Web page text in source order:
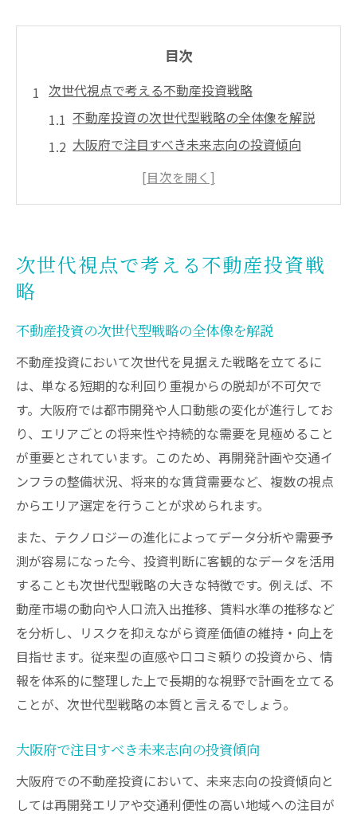
目次
次世代視点で考える不動産投資戦略
不動産投資の次世代型戦略の全体像を解説
大阪府で注目すべき未来志向の投資傾向
将来まで安心できる不動産投資の考え方
大阪府で資産価値が維持しやすい選び方
不動産投資で重視すべき資産価値の見抜き
大阪府で選ぶ価値が落ちにくいエリアの特
徴
次世代まで価値を守る投資エリア選びの要
点
資産価値を左右する大阪の不動産投資ポイ
ント
賃貸需要が安定する不動産投資エリアの選
定術
安全な不動産投資計画を立てる秘訣とは
不動産投資で安全性を高める計画設計の基
本
大阪府でリスクを抑える投資計画の立て方
次世代も安心な投資シミュレーションの実
践
資金計画から見る不動産投資の安全対策
無理のない資産形成を叶える計画作成術
トラブル回避に役立つ評判チェック方法
不動産投資会社の評判を見抜くチェック法
大阪府でトラブル事例から学ぶ注意点
次世代視点で考える不動産投資戦
略
不動産投資の次世代型戦略の全体像を解説
不動産投資において次世代を見据えた戦略を立てるに
は、単なる短期的な利回り重視からの脱却が不可欠で
す。大阪府では都市開発や人口動態の変化が進行してお
り、エリアごとの将来性や持続的な需要を見極めること
が重要とされています。このため、再開発計画や交通イ
ンフラの整備状況、将来的な賃貸需要など、複数の視点
からエリア選定を行うことが求められます。
また、テクノロジーの進化によってデータ分析や需要予
測が容易になった今、投資判断に客観的なデータを活用
することも次世代型戦略の大きな特徴です。例えば、不
動産市場の動向や人口流入出推移、賃料水準の推移など
を分析し、リスクを抑えながら資産価値の維持・向上を
目指せます。従来型の直感や口コミ頼りの投資から、情
報を体系的に整理した上で長期的な視野で計画を立てる
ことが、次世代型戦略の本質と言えるでしょう。
大阪府で注目すべき未来志向の投資傾向
大阪府での不動産投資において、未来志向の投資傾向と
しては再開発エリアや交通利便性の高い地域への注目が